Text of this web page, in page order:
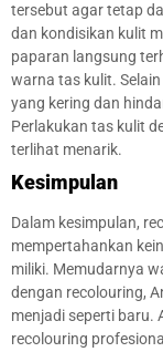
tersebut agar tetap
dan kondisikan kulit
paparan langsung
warna tas kulit.
yang kering dan
Perlakukan tas kulit
terlihat menarik.
Kesimpulan
Dalam kesimpulan,
mempertahankan
miliki. Memudarnya
dengan recolouring,
menjadi seperti baru.
recolouring